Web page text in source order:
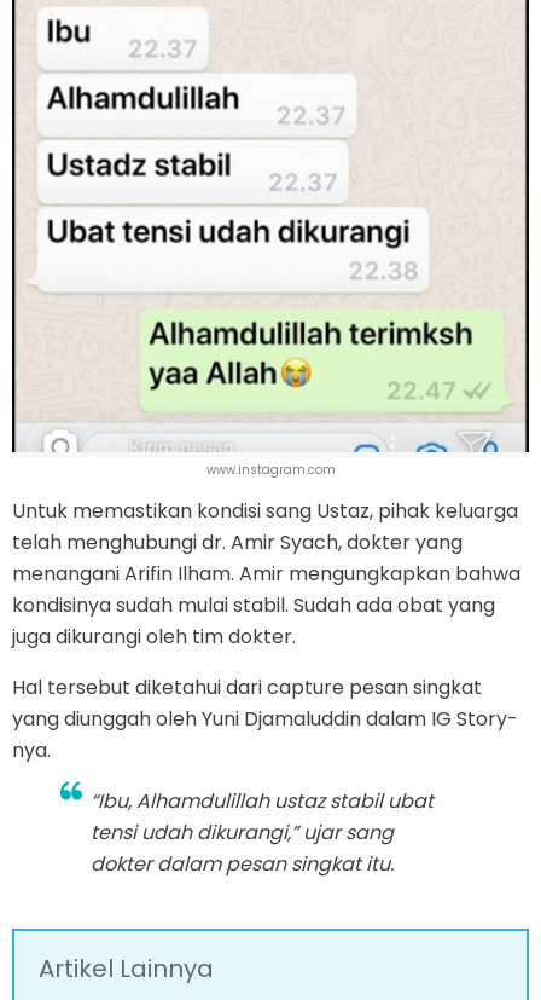
www.instagram.com
Untuk memastikan kondisi sang Ustaz, pihak keluarga
telah menghubungi dr. Amir Syach, dokter yang
menangani Arifin Ilham. Amir mengungkapkan bahwa
kondisinya sudah mulai stabil. Sudah ada obat yang
juga dikurangi oleh tim dokter.
Hal tersebut diketahui dari capture pesan singkat
yang diunggah oleh Yuni Djamaluddin dalam IG Story-
nya.
“Ibu, Alhamdulillah ustaz stabil ubat
tensi udah dikurangi,” ujar sang
dokter dalam pesan singkat itu.
Artikel Lainnya